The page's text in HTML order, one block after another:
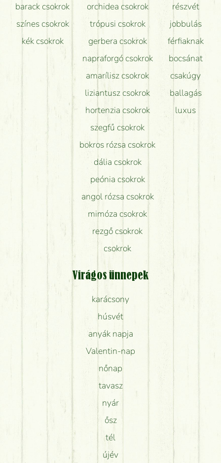
barack csokrok
színes csokrok
kék csokrok
orchidea csokrok
trópusi csokrok
gerbera csokrok
napraforgó csokrok
amarílisz csokrok
liziantusz csokrok
hortenzia csokrok
szegfű csokrok
bokros rózsa csokrok
dália csokrok
peónia csokrok
angol rózsa csokrok
mimóza csokrok
rezgő csokrok
csokrok
részvét
jobbulás
férfiaknak
bocsánat
csakúgy
ballagás
luxus
Virágos ünnepek
karácsony
húsvét
anyák napja
Valentin-nap
nőnap
tavasz
nyár
ősz
tél
újév